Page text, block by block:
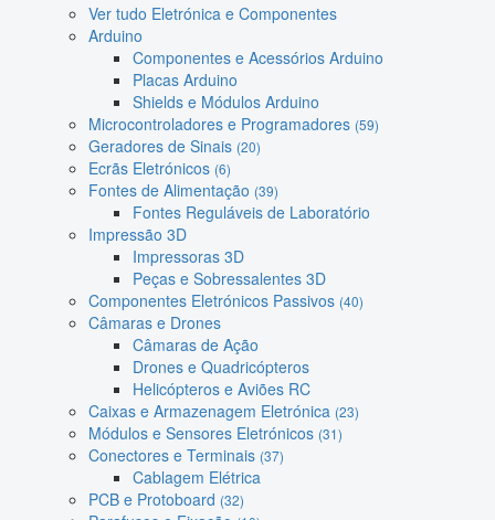
Ver tudo Eletrónica e Componentes
Arduino
Componentes e Acessórios Arduino
Placas Arduino
Shields e Módulos Arduino
Microcontroladores e Programadores (59)
Geradores de Sinais (20)
Ecrãs Eletrónicos (6)
Fontes de Alimentação (39)
Fontes Reguláveis de Laboratório
Impressão 3D
Impressoras 3D
Peças e Sobressalentes 3D
Componentes Eletrónicos Passivos (40)
Câmaras e Drones
Câmaras de Ação
Drones e Quadricópteros
Helicópteros e Aviões RC
Caixas e Armazenagem Eletrónica (23)
Módulos e Sensores Eletrónicos (31)
Conectores e Terminais (37)
Cablagem Elétrica
PCB e Protoboard (32)